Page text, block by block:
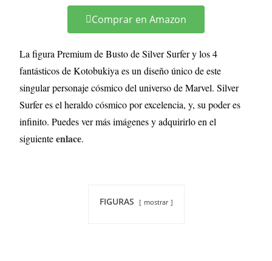
Comprar en Amazon
La figura Premium de Busto de Silver Surfer y los 4
fantásticos de Kotobukiya es un diseño único de este
singular personaje cósmico del universo de Marvel. Silver
Surfer es el heraldo cósmico por excelencia, y, su poder es
infinito. Puedes ver más imágenes y adquirirlo en el
siguienteenlace.
FIGURAS mostrar